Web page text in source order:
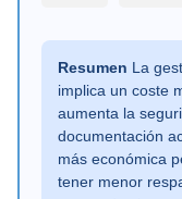
Resumen La
implica un coste
aumenta la
documentación
más económica
tener menor